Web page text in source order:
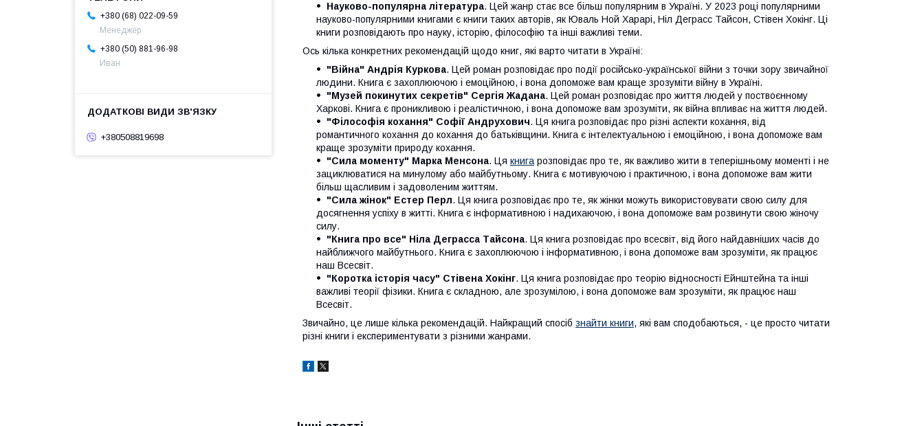
Науково-популярна література. Цей жанр стає все більш популярним в Україні. У 2023 році популярними
науково-популярними книгами є книги таких авторів, як Юваль Ной Харарі, Ніл Деграсс Тайсон, Стівен Хокінг. Ці
книги розповідають про науку, історію, філософію та інші важливі теми.
Ось кілька конкретних рекомендацій щодо книг, які варто читати в Україні:
"Війна" Андрія Куркова. Цей роман розповідає про події російсько-української війни з точки зору звичайної
людини. Книга є захоплюючою і емоційною, і вона допоможе вам краще зрозуміти війну в Україні.
"Музей покинутих секретів" Сергія Жадана. Цей роман розповідає про життя людей у поствоєнному
Харкові. Книга є проникливою і реалістичною, і вона допоможе вам зрозуміти, як війна впливає на життя людей.
"Філософія кохання" Софії Андрухович. Ця книга розповідає про різні аспекти кохання, від
романтичного кохання до кохання до батьківщини. Книга є інтелектуальною і емоційною, і вона допоможе вам
краще зрозуміти природу кохання.
"Сила моменту" Марка Менсона. Ця книга розповідає про те, як важливо жити в теперішньому моменті і не
зациклюватися на минулому або майбутньому. Книга є мотивуючою і практичною, і вона допоможе вам жити
більш щасливим і задоволеним життям.
"Сила жінок" Естер Перл. Ця книга розповідає про те, як жінки можуть використовувати свою силу для
досягнення успіху в житті. Книга є інформативною і надихаючою, і вона допоможе вам розвинути свою жіночу
силу.
"Книга про все" Ніла Деграсса Тайсона. Ця книга розповідає про всесвіт, від його найдавніших часів до
найближчого майбутнього. Книга є захоплюючою і інформативною, і вона допоможе вам зрозуміти, як працює
наш Всесвіт.
"Коротка історія часу" Стівена Хокінг. Ця книга розповідає про теорію відносності Ейнштейна та інші
важливі теорії фізики. Книга є складною, але зрозумілою, і вона допоможе вам зрозуміти, як працює наш
Всесвіт.
Звичайно, це лише кілька рекомендацій. Найкращий спосіб знайти книги, які вам сподобаються, - це просто читати
різні книги і експериментувати з різними жанрами.
+380 (68) 022-09-59
Менеджер
+380 (50) 881-96-98
Иван
+380508819698